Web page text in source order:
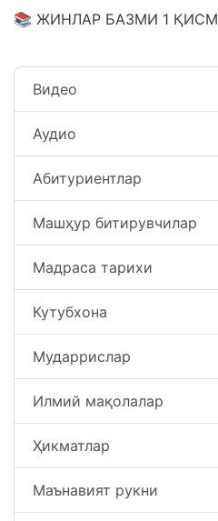
📚 ЖИНЛАР БАЗМИ 1 ҚИСМ
Видео
Аудио
Абитуриентлар
Машҳур битирувчилар
Мадраса тарихи
Кутубхона
Мударрислар
Илмий мақолалар
Ҳикматлар
Маънавият рукни